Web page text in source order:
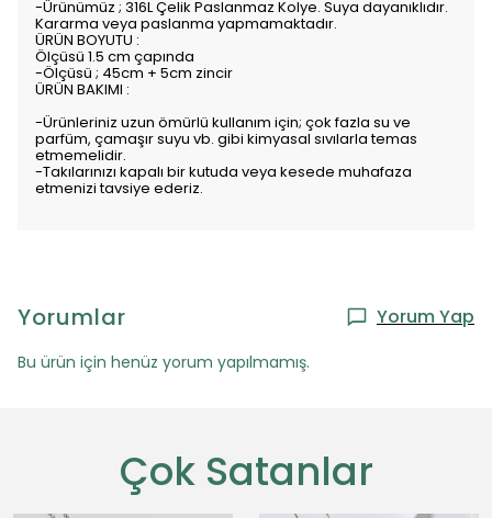
-Ürünümüz ; 316L Çelik Paslanmaz Kolye. Suya dayanıklıdır.
Kararma veya paslanma yapmamaktadır.
ÜRÜN BOYUTU :
Ölçüsü 1.5 cm çapında
-Ölçüsü ; 45cm + 5cm zincir
ÜRÜN BAKIMI :
-Ürünleriniz uzun ömürlü kullanım için; çok fazla su ve
parfüm, çamaşır suyu vb. gibi kimyasal sıvılarla temas
etmemelidir.
-Takılarınızı kapalı bir kutuda veya kesede muhafaza
etmenizi tavsiye ederiz.
Yorumlar Yorum Yap
Bu ürün için henüz yorum yapılmamış.
Çok Satanlar